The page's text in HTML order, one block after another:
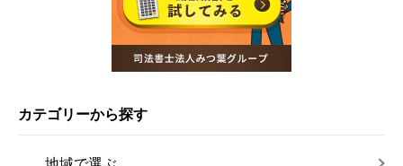
カテゴリーから探す